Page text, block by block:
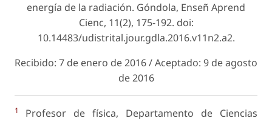
energía de la radiación. Góndola, Enseñ Aprend
Cienc, 11(2), 175-192. doi:
10.14483/udistrital.jour.gdla.2016.v11n2.a2.
Recibido: 7 de enero de 2016 / Aceptado: 9 de agosto
de 2016
1
Profesor de física, Departamento de Ciencias